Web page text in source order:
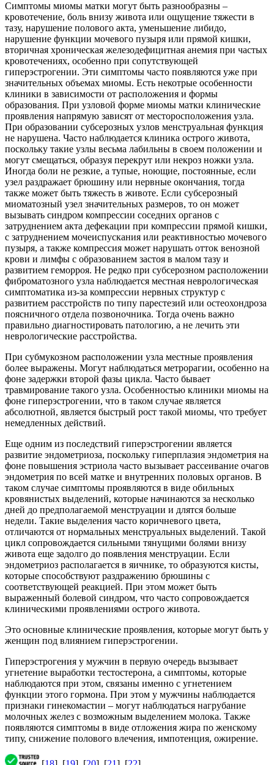
Симптомы миомы матки могут быть разнообразны –
кровотечение, боль внизу живота или ощущение тяжести в
тазу, нарушение полового акта, уменьшение либидо,
нарушение функции мочевого пузыря или прямой кишки,
вторичная хроническая железодефицитная анемия при частых
кровотечениях, особенно при сопутствующей
гиперэстрогении. Эти симптомы часто появляются уже при
значительных объемах миомы. Есть некотрые особенности
клиники в зависимости от расположения и формы
образования. При узловой форме миомы матки клинические
проявления напрямую зависят от месторосположения узла.
При образовании субсерозных узлов менструальная функция
не нарушена. Часто наблюдается клиника острого живота,
поскольку такие узлы весьма лабильны в своем положении и
могут смещаться, образуя перекрут или некроз ножки узла.
Иногда боли не резкие, а тупые, ноющие, постоянные, если
узел раздражает брюшину или нервные окончания, тогда
также может быть тяжесть в животе. Если субсерозный
миоматозный узел значительных размеров, то он может
вызывать синдром компрессии соседних органов с
затруднением акта дефекации при компрессии прямой кишки,
с затруднением мочеиспускания или реактивностью мочевого
пузыря, а также компрессия может нарушать отток венозной
крови и лимфы с образованием застоя в малом тазу и
развитием геморроя. Не редко при субсерозном расположении
фиброматозного узла наблюдается местная неврологическая
симптоматика из-за компрессии нервных структур с
развитием расстройств по типу парестезий или остеохондроза
поясничного отдела позвоночника. Тогда очень важно
правильно диагностировать патологию, а не лечить эти
неврологические расстройства.
При субмукозном расположении узла местные проявления
более выражены. Могут наблюдаться метрорагии, особенно на
фоне задержки второй фазы цикла. Часто бывает
травмирование такого узла. Особенностью клиники миомы на
фоне гиперэстрогении, что в таком случае является
абсолютной, является быстрый рост такой миомы, что требует
немедленных действий.
Еще одним из последствий гиперэстрогении является
развитие эндометриоза, поскольку гиперплазия эндометрия на
фоне повышения эстриола часто вызывает рассеивание очагов
эндометрия по всей матке и внутренних половых органов. В
таком случае симптомы проявляются в виде обильных
кровянистых выделений, которые начинаются за несколько
дней до предполагаемой менструации и длятся больше
недели. Такие выделения часто коричневого цвета,
отличаются от нормальных менструальных выделений. Такой
цикл сопровождается сильными тянущими болями внизу
живота еще задолго до появления менструации. Если
эндометриоз располагается в яичнике, то образуются кисты,
которые способствуют раздражению брюшины с
соответствующей реакцией. При этом может быть
выраженный болевой синдром, что часто сопровождается
клиническими проявлениями острого живота.
Это основные клинические проявления, которые могут быть у
женщин под влиянием гиперэстрогении.
Гиперэстрогения у мужчин в первую очередь вызывает
угнетение выработки тестостерона, а симптомы, которые
наблюдаются при этом, связаны именно с угнетением
функции этого гормона. При этом у мужчины наблюдается
признаки гинекомастии – могут наблюдаться нагрубание
молочных желез с возможным выделением молока. Также
появляются симптомы в виде отложения жира по женскому
типу, снижение полового влечения, импотенция, ожирение.